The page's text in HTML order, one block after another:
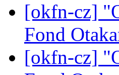
[okfn-cz]
Fond
[okfn-cz]